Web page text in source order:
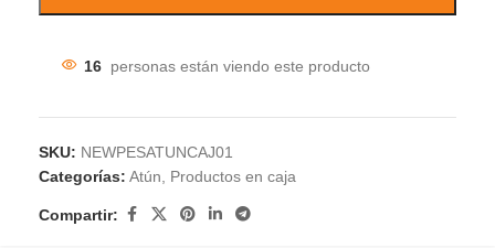
16 personas están viendo este producto
SKU: NEWPESATUNCAJ01
Categorías: Atún, Productos en caja
Compartir: